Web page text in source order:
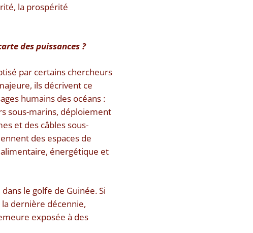
la prospérité
des puissances ?
par certains chercheurs
ils décrivent ce
humains des océans :
sous-marins, déploiement
et des câbles sous-
des espaces de
énergétique et
le golfe de Guinée. Si
dernière décennie,
exposée à des